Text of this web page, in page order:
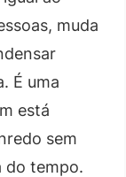
muda
É uma
está
sem
do tempo.